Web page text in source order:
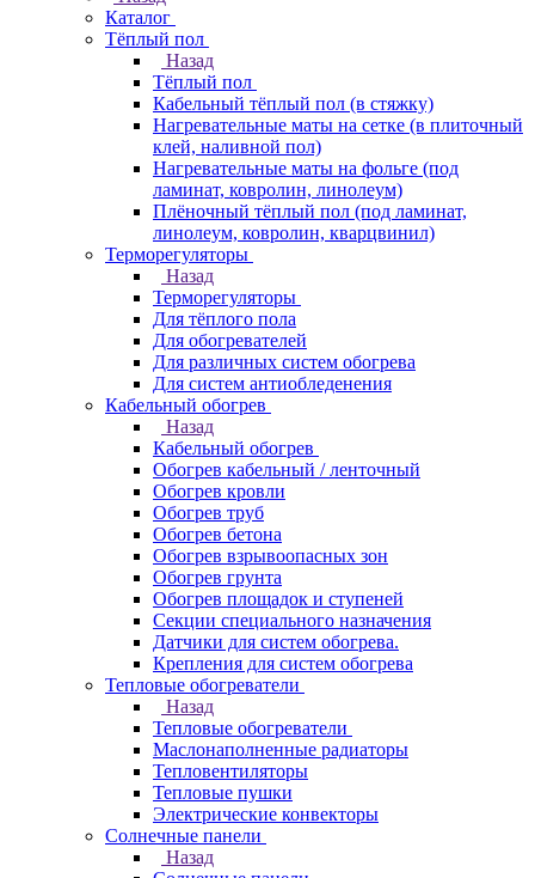
Каталог
Тёплый пол
Назад
Тёплый пол
Кабельный тёплый пол (в стяжку)
Нагревательные маты на сетке (в плиточный
клей, наливной пол)
Нагревательные маты на фольге (под
ламинат, ковролин, линолеум)
Плёночный тёплый пол (под ламинат,
линолеум, ковролин, кварцвинил)
Терморегуляторы
Назад
Терморегуляторы
Для тёплого пола
Для обогревателей
Для различных систем обогрева
Для систем антиобледенения
Кабельный обогрев
Назад
Кабельный обогрев
Обогрев кабельный / ленточный
Обогрев кровли
Обогрев труб
Обогрев бетона
Обогрев взрывоопасных зон
Обогрев грунта
Обогрев площадок и ступеней
Секции специального назначения
Датчики для систем обогрева.
Крепления для систем обогрева
Тепловые обогреватели
Назад
Тепловые обогреватели
Маслонаполненные радиаторы
Тепловентиляторы
Тепловые пушки
Электрические конвекторы
Солнечные панели
Назад